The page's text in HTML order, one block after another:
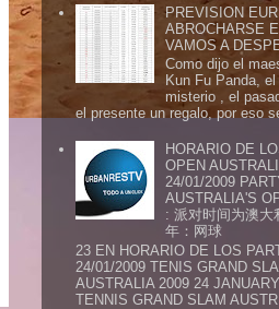
PREVISION
ABROCHARSE
VAMOS A
Como dijo el
Kun Fu Panda,
misterio , el
el presente un regalo, por eso
HORARIO DE
OPEN
24/01/2009
AUSTRALIA'S
: 派对时间为澳大
年：网球
23 EN HORARIO DE LOS
24/01/2009 TENIS GRAND
AUSTRALIA 2009 24
TENNIS GRAND SLAM